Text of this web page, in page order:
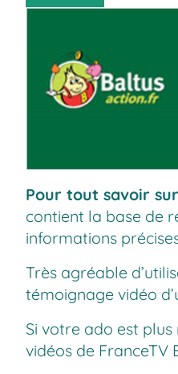
Pour tout savoir
contient la base de
informations
Très agréable
témoignage vidéo
Si votre ado est
vidéos de FranceTV